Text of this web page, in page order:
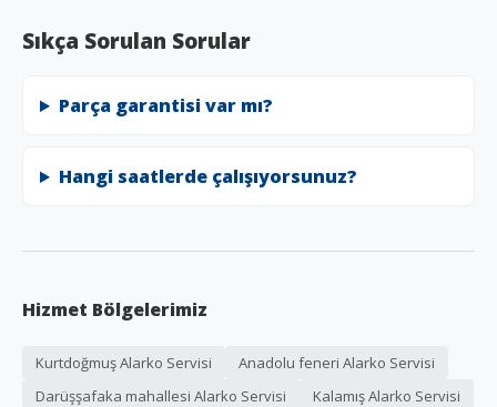
Sıkça Sorulan Sorular
Parça garantisi var mı?
Hangi saatlerde çalışıyorsunuz?
Hizmet Bölgelerimiz
Kurtdoğmuş Alarko Servisi
Anadolu feneri Alarko Servisi
Darüşşafaka mahallesi Alarko Servisi
Kalamış Alarko Servisi